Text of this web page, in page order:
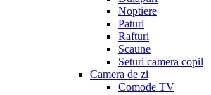
Noptiere
Paturi
Rafturi
Scaune
Seturi camera copil
Camera de zi
Comode TV